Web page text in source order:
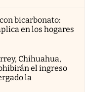
bicarbonato:
en los hogares
Chihuahua,
el ingreso
la